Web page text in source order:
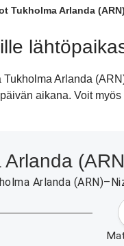
Tukholma Arlanda
Arlanda
aikana. Voit
Arlanda